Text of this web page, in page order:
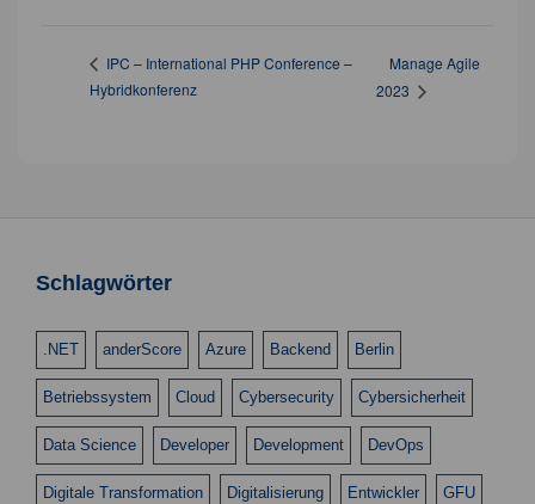
IPC – International PHP Conference –
Hybridkonferenz
Manage Agile
2023
Schlagwörter
.NET anderScore Azure Backend Berlin
Betriebssystem Cloud Cybersecurity Cybersicherheit
Data Science Developer Development DevOps
Digitale Transformation Digitalisierung Entwickler GFU